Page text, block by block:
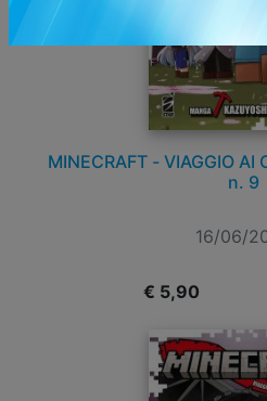
MINECRAFT - VIAGGIO AI
n. 9
16/06/
€ 5,90